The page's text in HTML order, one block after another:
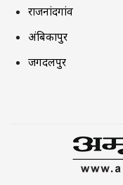
राजनांदगांव
अंबिकापुर
जगदलपुर